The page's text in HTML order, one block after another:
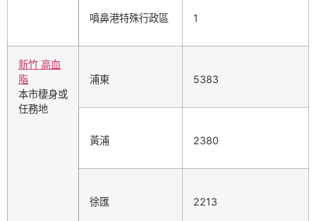
噴鼻港特殊行政區 1
新竹 高血
脂
本市棲身或
任務地
浦東 5383
黃浦 2380
徐匯 2213